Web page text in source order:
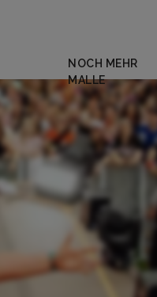
NOCH MEHR
MALLE